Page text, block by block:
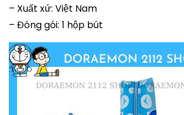
– Xuất xứ: Việt Nam
– Đóng gói: 1 hộp bút